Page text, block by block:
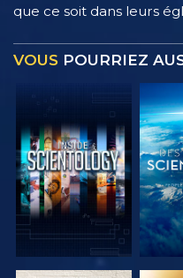
que ce soit dans leurs
VOUS POURRIEZ